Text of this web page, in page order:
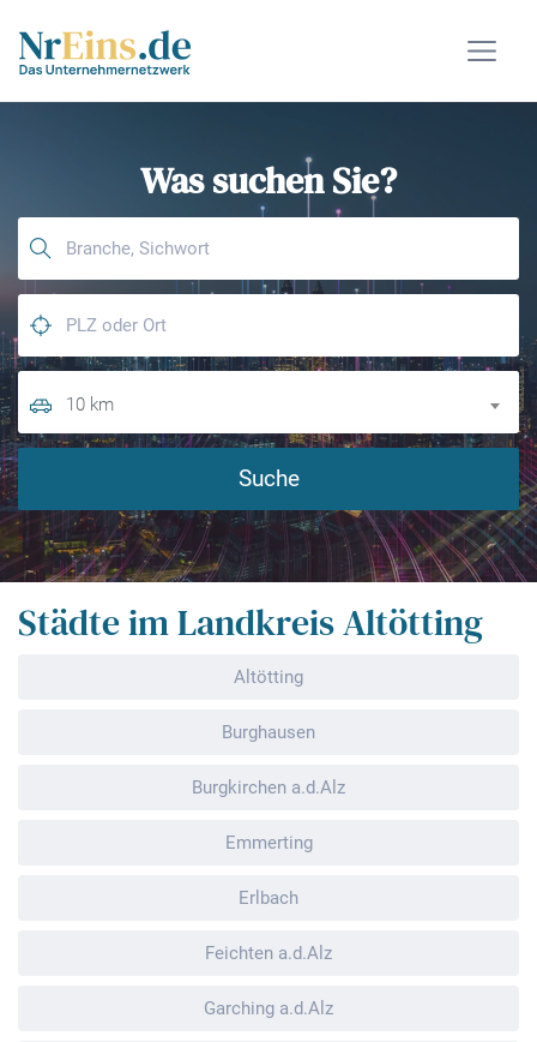
Was suchen Sie?
10 km
Suche
Städte im Landkreis Altötting
Altötting
Burghausen
Burgkirchen a.d.Alz
Emmerting
Erlbach
Feichten a.d.Alz
Garching a.d.Alz